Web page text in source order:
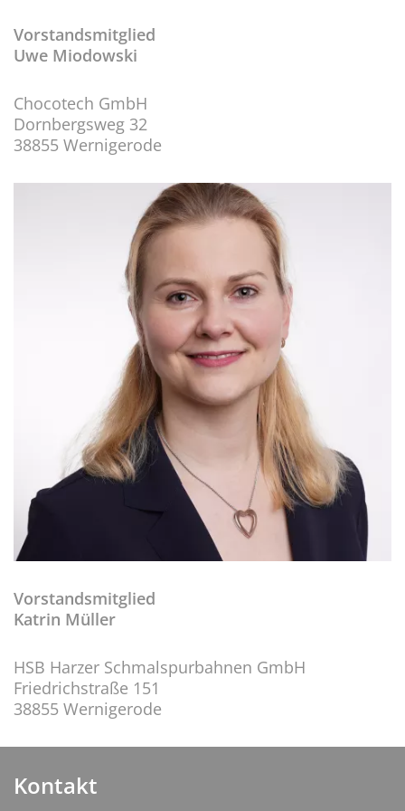
Vorstandsmitglied
Uwe Miodowski
Chocotech GmbH
Dornbergsweg 32
38855 Wernigerode
Vorstandsmitglied
Katrin Müller
HSB Harzer Schmalspurbahnen GmbH
Friedrichstraße 151
38855 Wernigerode
Kontakt